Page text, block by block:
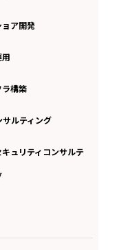
ア開発
ラ構築
ルティング
ュリティコンサルテ